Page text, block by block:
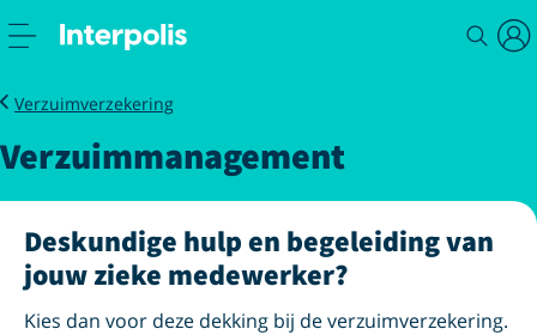
Zakelijk
Verzekeren
MkbVerzuimverzekering
Verzuimmanagement
Verzuimmanagement
Deskundige hulp en begeleiding van
jouw zieke medewerker?
Kies dan voor deze dekking bij de verzuimverzekering.